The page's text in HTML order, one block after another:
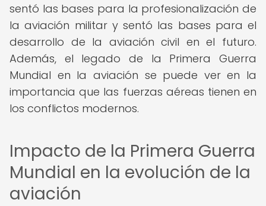
sentó las bases para la profesionalización de
la aviación militar y sentó las bases para el
desarrollo de la aviación civil en el futuro.
Además, el legado de la Primera Guerra
Mundial en la aviación se puede ver en la
importancia que las fuerzas aéreas tienen en
los conflictos modernos.
Impacto de la Primera Guerra
Mundial en la evolución de la
aviación